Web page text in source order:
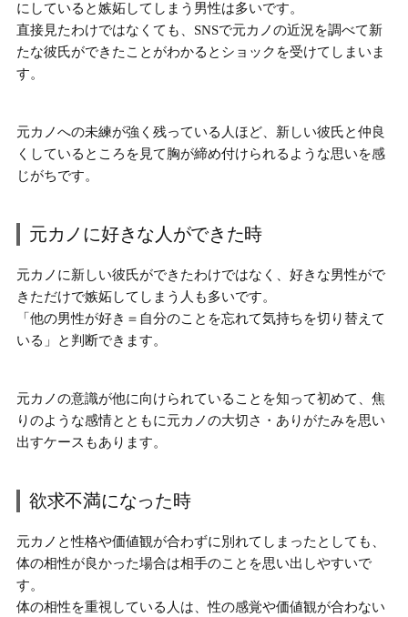
にしていると嫉妬してしまう男性は多いです。
直接見たわけではなくても、SNSで元カノの近況を調べて新
たな彼氏ができたことがわかるとショックを受けてしまいま
す。
元カノへの未練が強く残っている人ほど、 新しい彼氏と仲良
くしているところを見て胸が締め付けられるような思いを感
じがちです。
元カノに好きな人ができた時
元カノに新しい彼氏ができたわけではなく、 好きな男性がで
きただけで嫉妬してしまう人も多いです。
「他の男性が好き＝自分のことを忘れて気持ちを切り替えて
いる」と判断できます。
元カノの意識が他に向けられていることを知って初めて、焦
りのような感情とともに元カノの大切さ・ありがたみを思い
出すケースもあります。
欲求不満になった時
元カノと性格や価値観が合わずに別れてしまったとしても、
体の相性が良かった場合は相手のことを思い出しやすいで
す。
体の相性を重視している人は、性の感覚や価値観が合わない